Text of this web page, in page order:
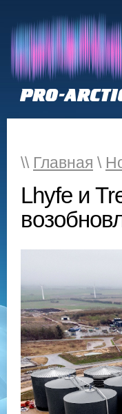
\\ Главная \
Lhyfe и